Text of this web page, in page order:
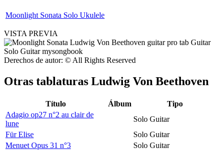
Moonlight Sonata Solo Ukulele
VISTA PREVIA
Derechos de autor: © All Rights Reserved
Otras tablaturas Ludwig Von Beethoven
Título Álbum
Tipo
Adagio op27 n°2 au clair de
lune
Solo Guitar
Für Elise
Solo Guitar
Menuet Opus 31 n°3
Solo Guitar